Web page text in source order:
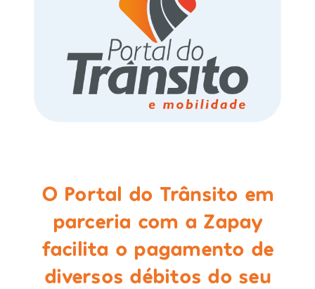
O Portal do Trânsito em
parceria com a Zapay
facilita o pagamento de
diversos débitos do seu